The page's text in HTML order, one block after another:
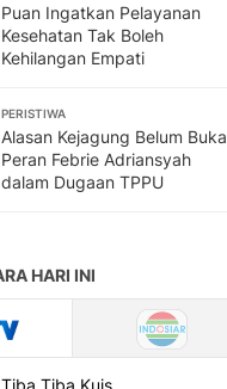
Puan Ingatkan Pelayanan
Kesehatan Tak Boleh
Kehilangan Empati
PERISTIWA
Alasan Kejagung Belum Buka
Peran Febrie Adriansyah
dalam Dugaan TPPU